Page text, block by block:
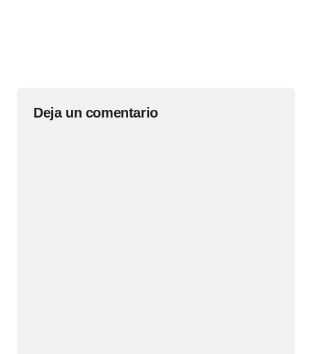
Deja un comentario